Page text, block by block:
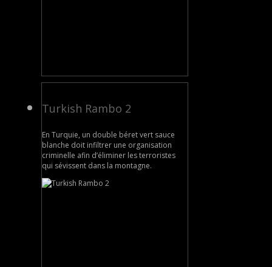
Turkish Rambo 2
En Turquie, un double béret vert sauce
blanche doit infiltrer une organisation
criminelle afin d’éliminer les terroristes
qui sévissent dans la montagne.